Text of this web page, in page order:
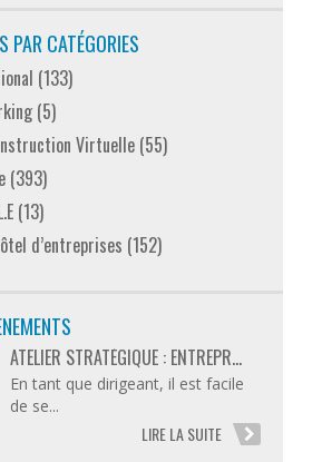
PAR CATÉGORIES
(133)
(5)
Virtuelle (55)
(393)
(13)
d’entreprises (152)
ATELIER STRATÉGIQUE : ENTREPR...
En tant que dirigeant, il est facile
de se...
LIRE LA SUITE